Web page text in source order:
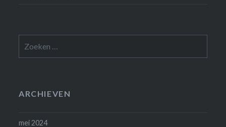
naar:
ARCHIEVEN
mei 2024